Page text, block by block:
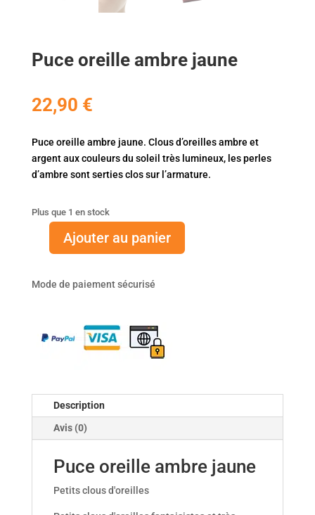
Puce oreille ambre jaune
22,90 €
Puce oreille ambre jaune. Clous d’oreilles ambre et
argent aux couleurs du soleil très lumineux, les perles
d’ambre sont serties clos sur l’armature.
Plus que 1 en stock
quantitéAjouter au panier
Mode de paiement sécurisé
Description
Avis (0)
Puce oreille ambre jaune
Petits clous d'oreilles